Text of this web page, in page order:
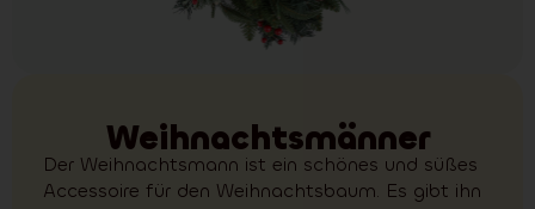
Weihnachtsmänner
Der Weihnachtsmann ist ein schönes und süßes
Accessoire für den Weihnachtsbaum. Es gibt ihn